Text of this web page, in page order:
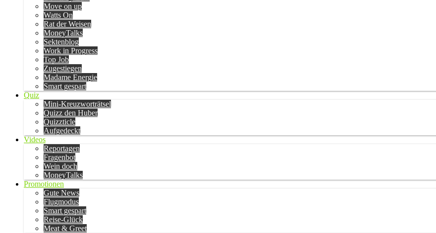
Move on up
Watts On
Rat der Weisen
MoneyTalks
Sektenblog
Work in Progress
Top Job
Zugestiegen
Madame Energie
Smart gespart
Quiz
Mini-Kreuzworträtsel
Quizz den Huber
Quizzticle
Aufgedeckt
Videos
Reportagen
Fragenbot
Wein doch
MoneyTalks
Promotionen
Gute News
Flugmodus
Smart gespart
Reise-Glück
Meat & Greet